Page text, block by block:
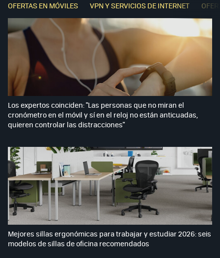
OFERTAS EN MÓVILES VPN Y SERVICIOS DE INTERNET
Los expertos coinciden: "Las personas que no miran el
cronómetro en el móvil y sí en el reloj no están anticuadas,
quieren controlar las distracciones"
Mejores sillas ergonómicas para trabajar y estudiar 2026: seis
modelos de sillas de oficina recomendados